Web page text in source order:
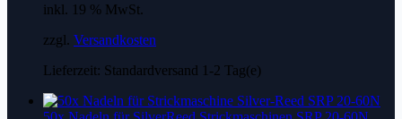
inkl. 19 % MwSt.
zzgl. Versandkosten
Lieferzeit: Standardversand 1-2 Tag(e)